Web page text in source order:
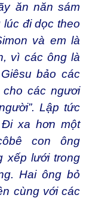
ăn năn sám
lúc đi dọc theo
và em là
vì các ông là
bảo các
cho các ngươi
Lập tức
xa hơn một
con ông
xếp lưới trong
Hai ông bỏ
cùng với các